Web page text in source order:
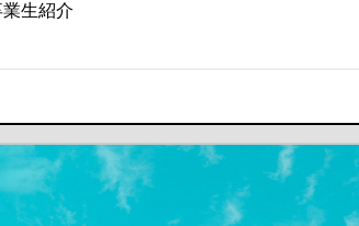
業生紹介
ら都立高（別ウインドウが開きます）